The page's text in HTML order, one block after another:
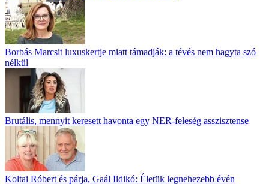
Borbás Marcsit luxuskertje miatt támadják: a tévés nem hagyta szó
nélkül
Brutális, mennyit keresett havonta egy NER-feleség asszisztense
Koltai Róbert és párja, Gaál Ildikó: Életük legnehezebb évén